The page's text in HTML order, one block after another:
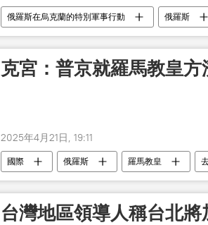
俄羅斯在烏克蘭的特別軍事行動 俄羅斯
克宮：普京就羅馬教皇
2025年4月21日, 19:11
國際 俄羅斯 羅馬教皇
台灣地區領導人稱台北